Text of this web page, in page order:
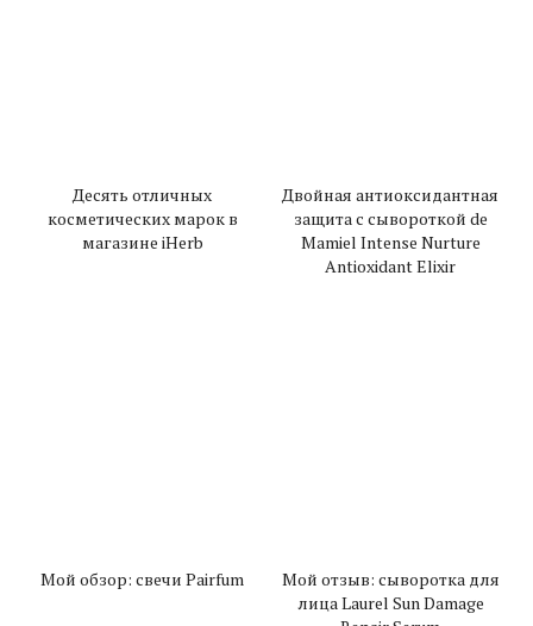
Десять отличных
косметических марок в
магазине iHerb
Двойная антиоксидантная
защита с сывороткой de
Mamiel Intense Nurture
Antioxidant Elixir
Мой обзор: свечи Pairfum
Мой отзыв: сыворотка для
лица Laurel Sun Damage